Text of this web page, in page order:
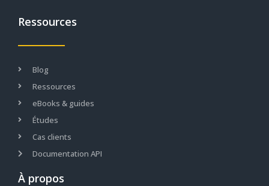
Ressources
Blog
Ressources
eBooks & guides
Études
Cas clients
Documentation API
À propos